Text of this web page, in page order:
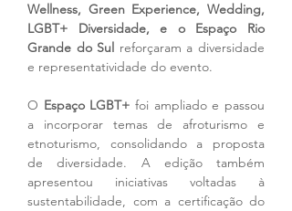
Wellness, Green Experience, Wedding,
LGBT+ Diversidade, e o Espaço Rio
Grande do Sul reforçaram a diversidade
e representatividade do evento.
O Espaço LGBT+ foi ampliado e passou
a incorporar temas de afroturismo e
etnoturismo, consolidando a proposta
de diversidade. A edição também
apresentou iniciativas voltadas à
sustentabilidade, com a certificação do